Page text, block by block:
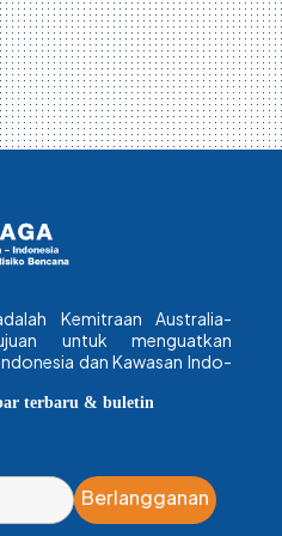
Kemitraan Australia-
untuk menguatkan
dan Kawasan Indo-
terbaru & buletin